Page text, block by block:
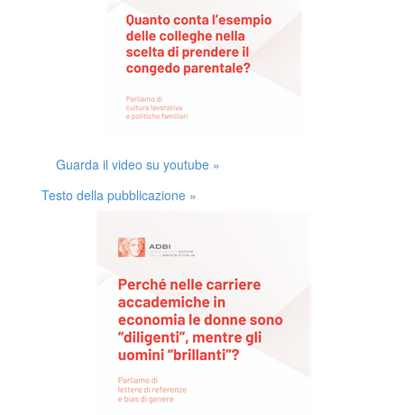
Guarda il video su youtube »
Testo della pubblicazione »